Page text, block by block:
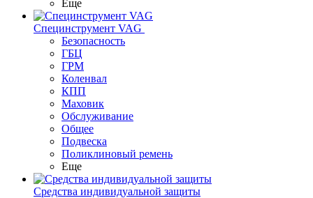
Еще
Специнструмент VAG
Безопасность
ГБЦ
ГРМ
Коленвал
КПП
Маховик
Обслуживание
Общее
Подвеска
Поликлиновый ремень
Еще
Средства индивидуальной защиты